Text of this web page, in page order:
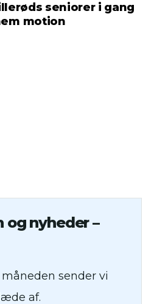
seniorer i gang
motion
og nyheder –
sender vi
af.